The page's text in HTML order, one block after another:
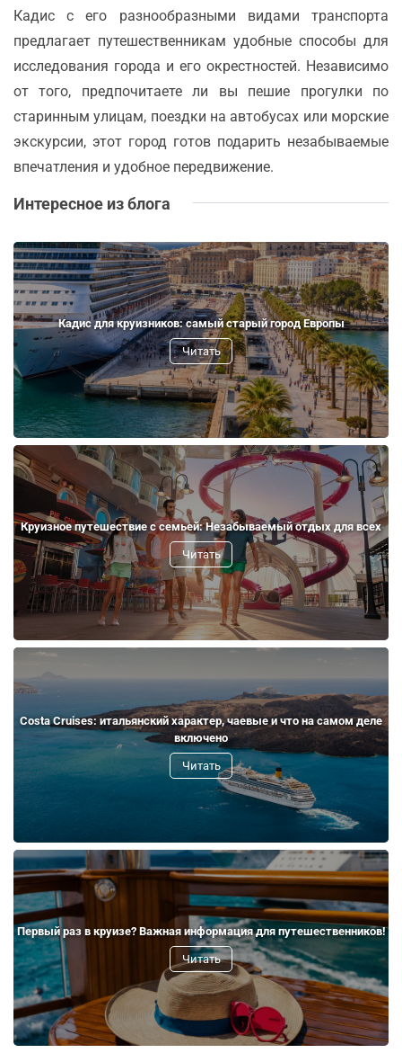
Кадис с его разнообразными видами транспорта
предлагает путешественникам удобные способы для
исследования города и его окрестностей. Независимо
от того, предпочитаете ли вы пешие прогулки по
старинным улицам, поездки на автобусах или морские
экскурсии, этот город готов подарить незабываемые
впечатления и удобное передвижение.
Интересное из блога
Кадис для круизников: самый старый город Европы
Читать
Круизное путешествие с семьей: Незабываемый отдых для всех
Читать
Costa Cruises: итальянский характер, чаевые и что на самом деле
включено
Читать
Первый раз в круизе? Важная информация для путешественников!
Читать